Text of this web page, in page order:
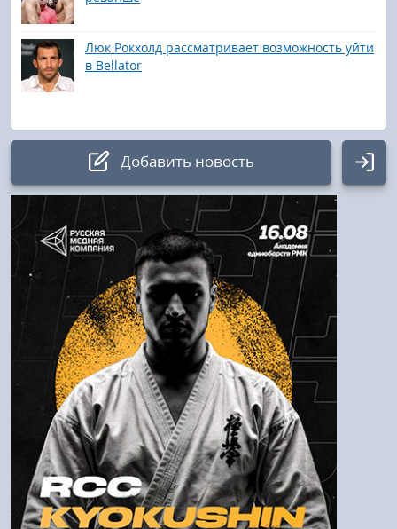
Люк Рокхолд рассматривает возможность уйти
в Bellator
Добавить новость
Авторизация
Логин:
Пароль
Войти
Напомнить пароль
Регистрация